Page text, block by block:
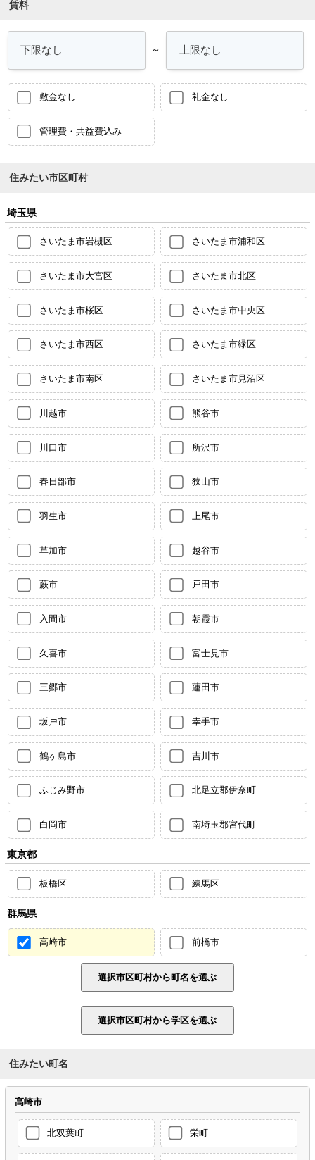
賃料
～
敷金なし 礼金なし
管理費・共益費込み
住みたい市区町村
埼玉県
さいたま市岩槻区 さいたま市浦和区
さいたま市大宮区 さいたま市北区
さいたま市桜区 さいたま市中央区
さいたま市西区 さいたま市緑区
さいたま市南区 さいたま市見沼区
川越市 熊谷市
川口市 所沢市
春日部市 狭山市
羽生市 上尾市
草加市 越谷市
蕨市 戸田市
入間市 朝霞市
久喜市 富士見市
三郷市 蓮田市
坂戸市 幸手市
鶴ヶ島市 吉川市
ふじみ野市 北足立郡伊奈町
白岡市 南埼玉郡宮代町
東京都
板橋区 練馬区
群馬県
高崎市 前橋市
住みたい町名
高崎市
北双葉町 栄町